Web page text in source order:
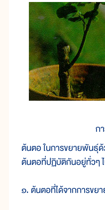
ก
ต้นตอ ในการขยายพันธุ์
ต้นตอที่ปฏิบัติกันอยู่ทั่วๆ
๑. ต้นตอที่ได้จากการขย